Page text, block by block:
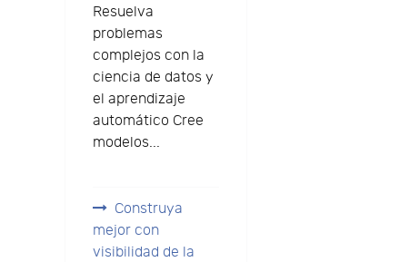
Resuelva
problemas
complejos con la
ciencia de datos y
el aprendizaje
automático Cree
modelos...
Construya
mejor con
visibilidad de la